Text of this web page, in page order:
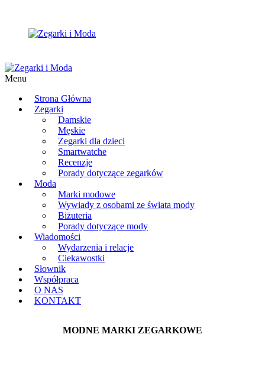
Menu
Strona Główna
Zegarki
Damskie
Męskie
Zegarki dla dzieci
Smartwatche
Recenzje
Porady dotyczące zegarków
Moda
Marki modowe
Wywiady z osobami ze świata mody
Biżuteria
Porady dotyczące mody
Wiadomości
Wydarzenia i relacje
Ciekawostki
Słownik
Współpraca
O NAS
KONTAKT
MODNE MARKI ZEGARKOWE